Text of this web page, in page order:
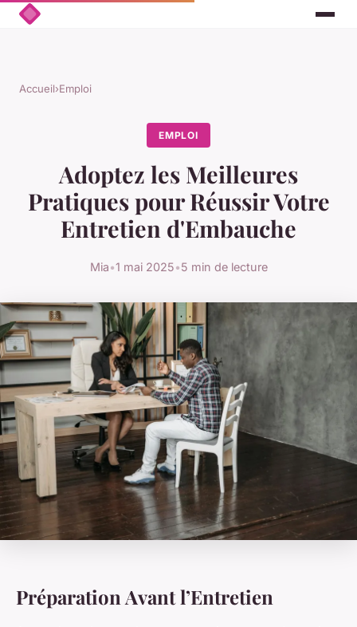
Accueil›Emploi
EMPLOI
Adoptez les Meilleures
Pratiques pour Réussir Votre
Entretien d'Embauche
Mia•1 mai 2025•5 min de lecture
Préparation Avant l’Entretien